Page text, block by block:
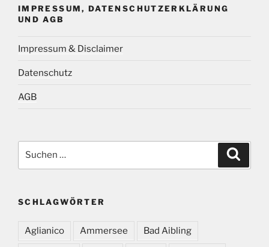
IMPRESSUM, DATENSCHUTZERKLÄRUNG
UND AGB
Impressum & Disclaimer
Datenschutz
AGB
nach:
SCHLAGWÖRTER
Aglianico Ammersee Bad Aibling